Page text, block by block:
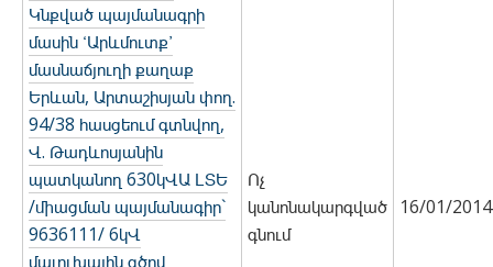
Կնքված պայմանագրի
մասին ՙԱրևմուտք՚
մասնաճյուղի քաղաք
Երևան, Արտաշիսյան փող.
94/38 հասցեում գտնվող,
Վ. Թադևոսյանին
պատկանող 630կՎԱ ԼՏԵ
/միացման պայմանագիր`
9636111/ 6կՎ
մալուխային գծով
Ոչ
կանոնակարգված
գնում
16/01/2014